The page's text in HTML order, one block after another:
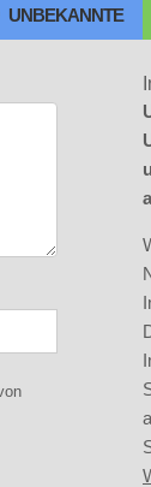
UNBEKANNTE